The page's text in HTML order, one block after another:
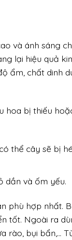
và ánh sáng
lại hiệu quả
ẩm, chất dinh
hoa bị thiếu
thể cây sẽ bị
dần và ốm yếu.
phù hợp nhất.
tốt. Ngoài ra
rào, bụi bẩn,…